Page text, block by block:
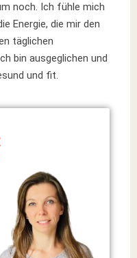
noch. Ich fühle mich
Energie, die mir den
täglichen
bin ausgeglichen und
und fit.